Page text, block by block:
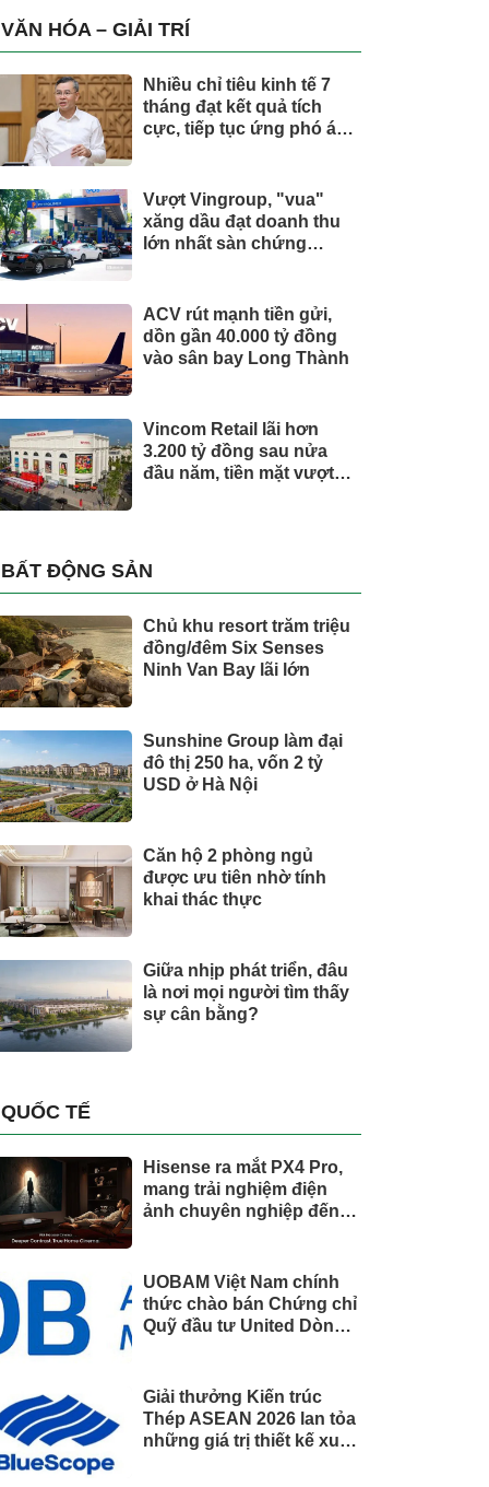
trụ, nắm giữ khối tài sản
hàng nghìn tỷ
VĂN HÓA – GIẢI TRÍ
Nhiều chỉ tiêu kinh tế 7
tháng đạt kết quả tích
cực, tiếp tục ứng phó áp
Vượt Vingroup, "vua"
xăng dầu đạt doanh thu
lớn nhất sàn chứng
ACV rút mạnh tiền gửi,
dồn gần 40.000 tỷ đồng
vào sân bay Long Thành
Vincom Retail lãi hơn
3.200 tỷ đồng sau nửa
đầu năm, tiền mặt vượt
BẤT ĐỘNG SẢN
Chủ khu resort trăm triệu
đồng/đêm Six Senses
Ninh Van Bay lãi lớn
Sunshine Group làm đại
đô thị 250 ha, vốn 2 tỷ
USD ở Hà Nội
Căn hộ 2 phòng ngủ
được ưu tiên nhờ tính
khai thác thực
Giữa nhịp phát triển, đâu
là nơi mọi người tìm thấy
sự cân bằng?
QUỐC TẾ
Hisense ra mắt PX4 Pro,
mang trải nghiệm điện
ảnh chuyên nghiệp đến
UOBAM Việt Nam chính
thức chào bán Chứng chỉ
Quỹ đầu tư United Dòng
Giải thưởng Kiến trúc
Thép ASEAN 2026 lan tỏa
những giá trị thiết kế xuất